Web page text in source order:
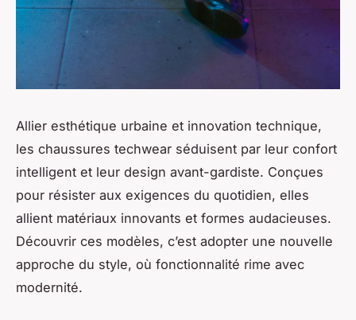
Allier esthétique urbaine et innovation technique,
les chaussures techwear séduisent par leur confort
intelligent et leur design avant-gardiste. Conçues
pour résister aux exigences du quotidien, elles
allient matériaux innovants et formes audacieuses.
Découvrir ces modèles, c’est adopter une nouvelle
approche du style, où fonctionnalité rime avec
modernité.